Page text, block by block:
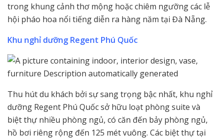
trong khung cảnh thơ mộng hoặc chiêm ngưỡng các lễ
hội pháo hoa nổi tiếng diễn ra hàng năm tại Đà Nẵng.
Khu nghỉ dưỡng Regent Phú Quốc
Thu hút du khách bởi sự sang trọng bậc nhất, khu nghỉ
dưỡng Regent Phú Quốc sở hữu loạt phòng suite và
biệt thự nhiều phòng ngủ, có căn đến bảy phòng ngủ,
hồ bơi riêng rộng đến 125 mét vuông. Các biệt thự tại